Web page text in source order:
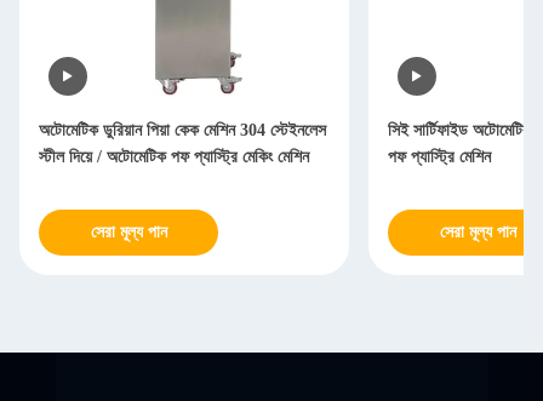
অটোমেটিক ডুরিয়ান পিয়া কেক মেশিন 304 স্টেইনলেস
স্টীল দিয়ে / অটোমেটিক পফ প্যাস্ট্রি মেকিং মেশিন
সেরা মূল্য পান
সিই সার্টিফাইড অটোমেটিক
পফ প্যাস্ট্রি মেশিন
সেরা মূল্য পান